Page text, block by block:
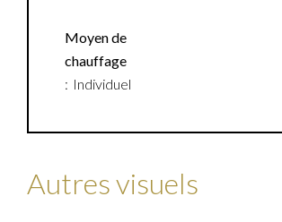
Moyen de
chauffage
Individuel
Autres visuels